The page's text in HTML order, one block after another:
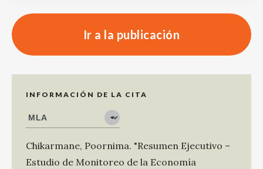
Ir a la publicación
INFORMACIÓN DE LA CITA
Chikarmane, Poornima. "Resumen Ejecutivo –
Estudio de Monitoreo de la Economía